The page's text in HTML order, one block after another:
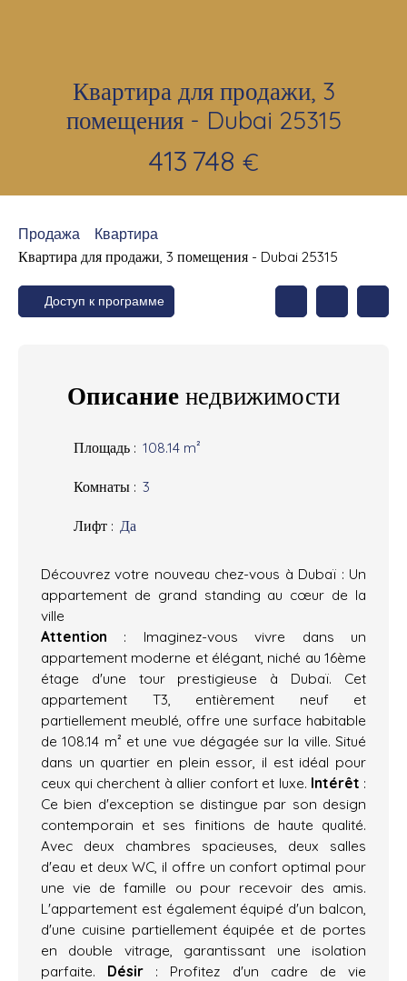
Квартира для продажи, 3
помещения - Dubai 25315
413 748 €
Продажа
Квартира
Квартира для продажи, 3 помещения - Dubai 25315
Доступ к программе
Описание недвижимости
Площадь : 108.14 m²
Комнаты : 3
Лифт : Да
Découvrez votre nouveau chez-vous à Dubaï : Un
appartement de grand standing au cœur de la
ville
Attention : Imaginez-vous vivre dans un
appartement moderne et élégant, niché au 16ème
étage d'une tour prestigieuse à Dubaï. Cet
appartement T3, entièrement neuf et
partiellement meublé, offre une surface habitable
de 108.14 m² et une vue dégagée sur la ville. Situé
dans un quartier en plein essor, il est idéal pour
ceux qui cherchent à allier confort et luxe. Intérêt :
Ce bien d'exception se distingue par son design
contemporain et ses finitions de haute qualité.
Avec deux chambres spacieuses, deux salles
d'eau et deux WC, il offre un confort optimal pour
une vie de famille ou pour recevoir des amis.
L'appartement est également équipé d'un balcon,
d'une cuisine partiellement équipée et de portes
en double vitrage, garantissant une isolation
parfaite. Désir : Profitez d'un cadre de vie